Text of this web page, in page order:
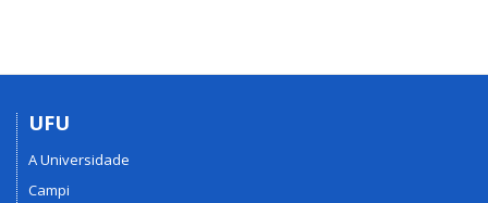
UFU
A Universidade
Campi